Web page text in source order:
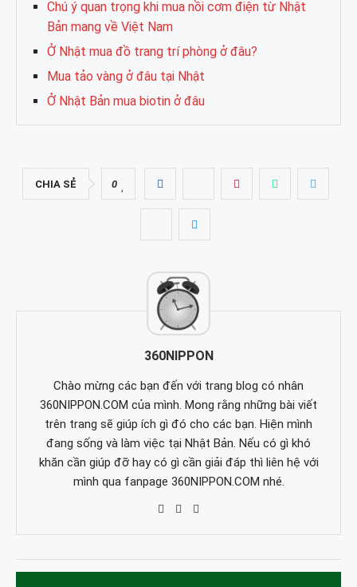
Chú ý quan trọng khi mua nồi cơm điện từ Nhật
Bản mang về Việt Nam
Ở Nhật mua đồ trang trí phòng ở đâu?
Mua tảo vàng ở đâu tại Nhật
Ở Nhật Bản mua biotin ở đâu
CHIA SẺ 0
360NIPPON
Chào mừng các bạn đến với trang blog có nhân
360NIPPON.COM của mình. Mong rằng những bài viết
trên trang sẽ giúp ích gì đó cho các bạn. Hiện mình
đang sống và làm việc tại Nhật Bản. Nếu có gì khó
khăn cần giúp đỡ hay có gì cần giải đáp thì liên hệ với
mình qua fanpage 360NIPPON.COM nhé.